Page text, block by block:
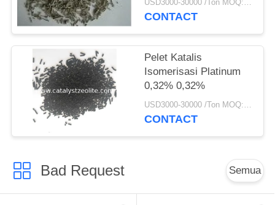
USD3000-30000 /Ton MOQ:1 KG
CONTACT
Pelet Katalis
Isomerisasi Platinum
0,32% 0,32%
USD3000-30000 /Ton MOQ:1 KG
CONTACT
Bad Request Semua